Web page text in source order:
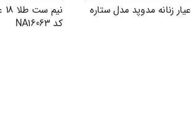
نیم ست طلا 18 عیار زنانه مدوپد مدل ستاره
کد NA16063